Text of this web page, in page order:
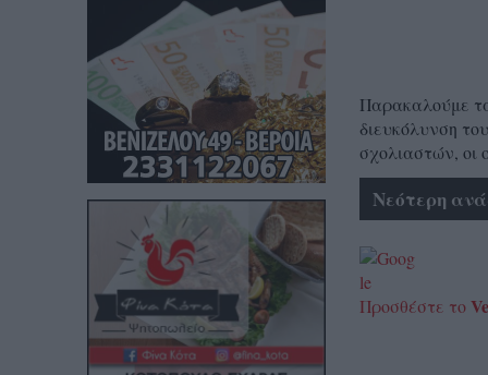
Παρακαλούμε
διευκόλυνση
σχολιαστών, οι
Νεότερη
Προσθέστε το